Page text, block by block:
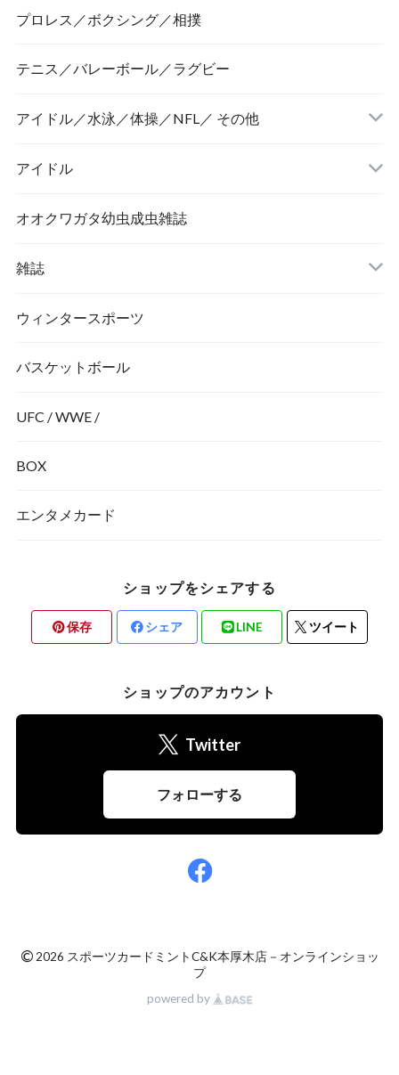
プロレス／ボクシング／相撲
テニス／バレーボール／ラグビー
アイドル／水泳／体操／NFL／ その他
アイドル
オオクワガタ幼虫成虫雑誌
雑誌
ウィンタースポーツ
バスケットボール
UFC / WWE /
BOX
エンタメカード
ショップをシェアする
保存 シェア LINE ツイート
ショップのアカウント
Twitter
フォローする
©2026 スポーツカードミントC&K本厚木店－オンラインショッ
プ
powered by